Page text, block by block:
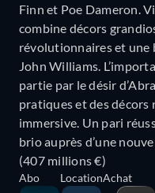
Finn et Poe Dameron.
combine décors
révolutionnaires et une
John Williams.
partie par le désir
pratiques et des décors
immersive. Un pari
brio auprès d’une
(407 millions €)
Abo LocationAchat